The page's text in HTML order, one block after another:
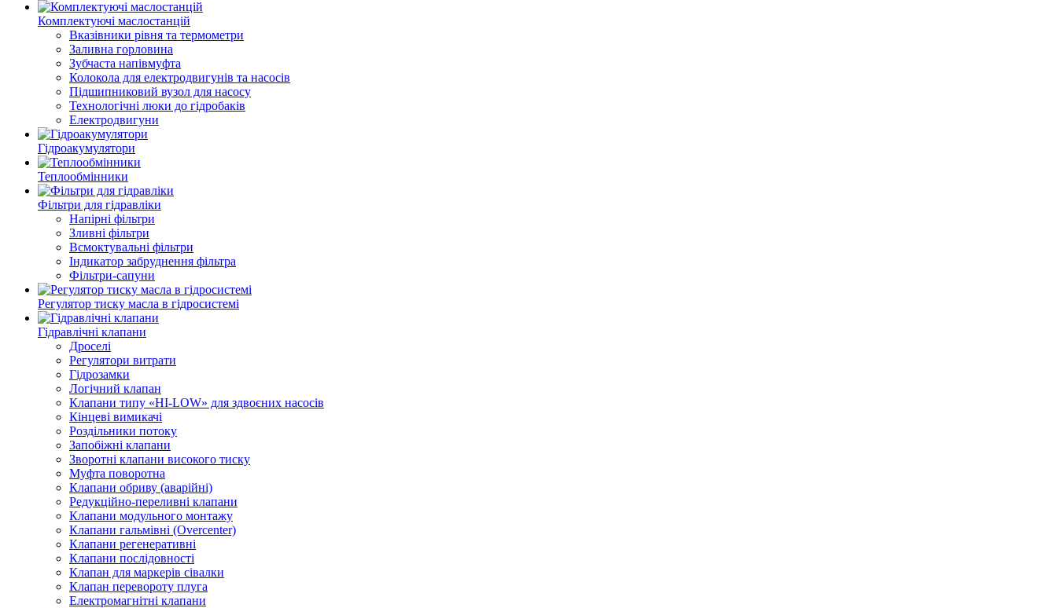
Комплектуючі маслостанцій
Вказівники рівня та термометри
Заливна горловина
Зубчаста напівмуфта
Колокола для електродвигунів та насосів
Підшипниковий вузол для насосу
Технологічні люки до гідробаків
Електродвигуни
Гідроакумулятори
Теплообмінники
Фільтри для гідравліки
Напірні фільтри
Зливні фільтри
Всмоктувальні фільтри
Індикатор забруднення фільтра
Фільтри-сапуни
Регулятор тиску масла в гідросистемі
Гідравлічні клапани
Дроселі
Регулятори витрати
Гідрозамки
Логічний клапан
Клапани типу «HI-LOW» для здвоєних насосів
Кінцеві вимикачі
Роздільники потоку
Запобіжні клапани
Зворотні клапани високого тиску
Муфта поворотна
Клапани обриву (аварійні)
Редукційно-переливні клапани
Клапани модульного монтажу
Клапани гальмівні (Overcenter)
Клапани регенеративні
Клапани послідовності
Клапан для маркерів сівалки
Клапан перевороту плуга
Електромагнітні клапани